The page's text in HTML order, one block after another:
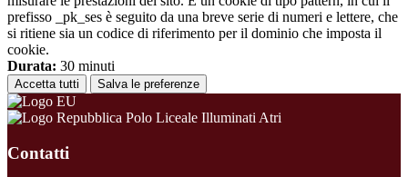
prefisso _pk_ses è seguito da una breve serie di numeri e lettere, che
si ritiene sia un codice di riferimento per il dominio che imposta il
cookie.
Durata: 30 minuti
Accetta tutti Salva le preferenze
Polo Liceale Illuminati Atri
Contatti